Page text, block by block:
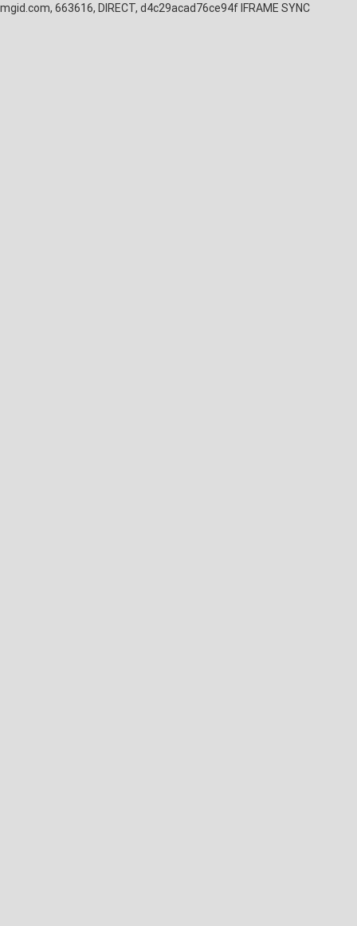
mgid.com, 663616, DIRECT, d4c29acad76ce94f IFRAME SYNC